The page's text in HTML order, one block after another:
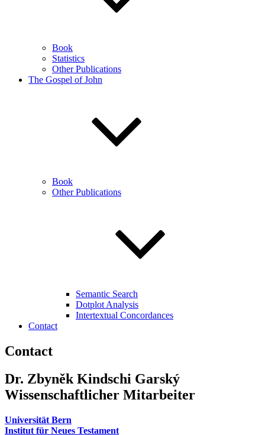
Book
Statistics
Other Publications
The Gospel of John
Book
Other Publications
Semantic Search
Dotplot Analysis
Intertextual Concordances
Contact
Contact
Dr. Zbyněk Kindschi Garský
Wissenschaftlicher Mitarbeiter
Universität Bern
Institut für Neues Testament